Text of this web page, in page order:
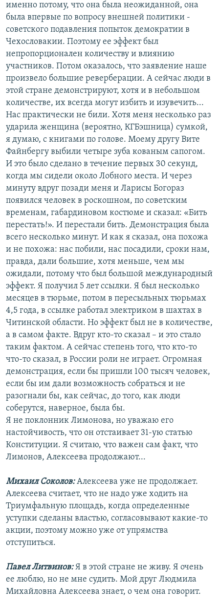
именно потому, что она была неожиданной, она
была впервые по вопросу внешней политики -
советского подавления попыток демократии в
Чехословакии. Поэтому ее эффект был
непропорционален количеству и влиянию
участников. Потом оказалось, что заявление наше
произвело большие реверберации. А сейчас люди в
этой стране демонстрируют, хотя и в небольшом
количестве, их всегда могут избить и изувечить...
Нас практически не били. Хотя меня несколько раз
ударила женщина (вероятно, КГБэшница) сумкой,
я думаю, с книгами по голове. Моему другу Вите
Файнбергу выбили четыре зуба кованым сапогом.
И это было сделано в течение первых 30 секунд,
когда мы сидели около Лобного места. И через
минуту вдруг позади меня и Ларисы Богораз
появился человек в роскошном, по советским
временам, габардиновом костюме и сказал: «Бить
перестать!». И перестали бить. Демонстрация была
всего несколько минут. И как я сказал, она похожа
и не похожа: нас побили, нас посадили, сроки нам,
правда, дали большие, хотя меньше, чем мы
ожидали, потому что был большой международный
эффект. Я получил 5 лет ссылки. Я был несколько
месяцев в тюрьме, потом в пересыльных тюрьмах
4,5 года, в ссылке работал электриком в шахтах в
Читинской области. Но эффект был не в количестве,
а в самом факте. Вдруг кто-то сказал – и это стало
таким фактом. А сейчас степень того, что кто-то
что-то сказал, в России роли не играет. Огромная
демонстрация, если бы пришли 100 тысяч человек,
если бы им дали возможность собраться и не
разогнали бы, как сейчас, до того, как люди
соберутся, наверное, была бы.
Я не поклонник Лимонова, но уважаю его
настойчивость, что он отстаивает 31-ую статью
Конституции. Я считаю, что важен сам факт, что
Лимонов, Алексеева продолжают...
Михаил Соколов:Алексеева уже не продолжает.
Алексеева считает, что не надо уже ходить на
Триумфальную площадь, когда определенные
уступки сделаны властью, согласовывают какие-то
акции, поэтому можно уже от упрямства
отступиться.
Павел Литвинов:Я в этой стране не живу. Я очень
ее люблю, но не мне судить. Мой друг Людмила
Михайловна Алексеева знает, о чем она говорит.